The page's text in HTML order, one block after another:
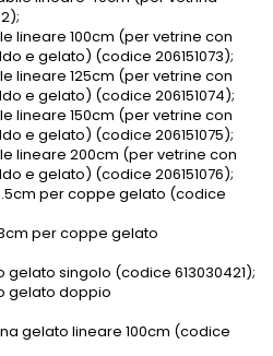
lineare 100cm (per vetrine con
e gelato) (codice 206151073);
lineare 125cm (per vetrine con
e gelato) (codice 206151074);
lineare 150cm (per vetrine con
e gelato) (codice 206151075);
lineare 200cm (per vetrine con
e gelato) (codice 206151076);
per coppe gelato (codice
per coppe gelato
singolo (codice 613030421);
gelato doppio
gelato lineare 100cm (codice